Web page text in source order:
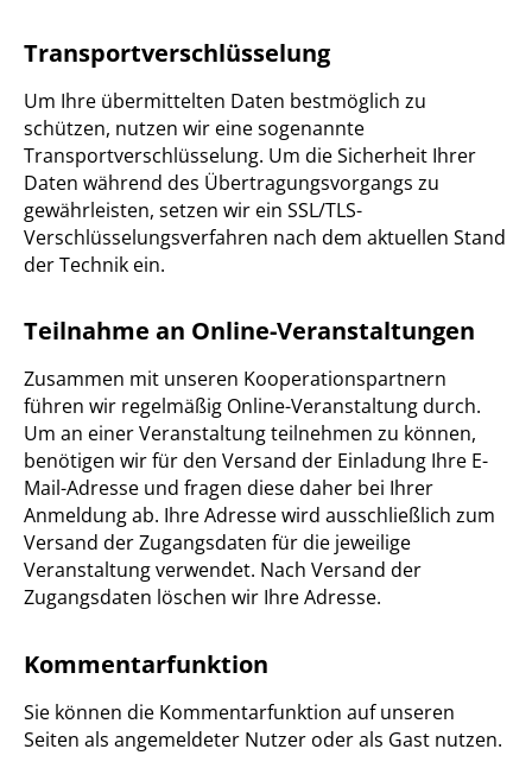
Transportverschlüsselung
Um Ihre übermittelten Daten bestmöglich zu
schützen, nutzen wir eine sogenannte
Transportverschlüsselung. Um die Sicherheit Ihrer
Daten während des Übertragungsvorgangs zu
gewährleisten, setzen wir ein SSL/TLS-
Verschlüsselungsverfahren nach dem aktuellen Stand
der Technik ein.
Teilnahme an Online-Veranstaltungen
Zusammen mit unseren Kooperationspartnern
führen wir regelmäßig Online-Veranstaltung durch.
Um an einer Veranstaltung teilnehmen zu können,
benötigen wir für den Versand der Einladung Ihre E-
Mail-Adresse und fragen diese daher bei Ihrer
Anmeldung ab. Ihre Adresse wird ausschließlich zum
Versand der Zugangsdaten für die jeweilige
Veranstaltung verwendet. Nach Versand der
Zugangsdaten löschen wir Ihre Adresse.
Kommentarfunktion
Sie können die Kommentarfunktion auf unseren
Seiten als angemeldeter Nutzer oder als Gast nutzen.